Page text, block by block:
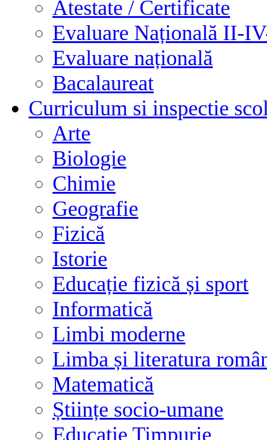
Atestate / Certificate
Evaluare Națională II-
Evaluare națională
Bacalaureat
Curriculum si inspectie
Arte
Biologie
Chimie
Geografie
Fizică
Istorie
Educație fizică și sport
Informatică
Limbi moderne
Limba și literatura
Matematică
Științe socio-umane
Educație Timpurie